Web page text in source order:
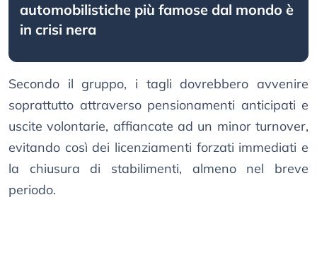
automobilistiche più famose dal mondo è
in crisi nera
Secondo il gruppo, i tagli dovrebbero avvenire
soprattutto attraverso pensionamenti anticipati e
uscite volontarie, affiancate ad un minor turnover,
evitando così dei licenziamenti forzati immediati e
la chiusura di stabilimenti, almeno nel breve
periodo.